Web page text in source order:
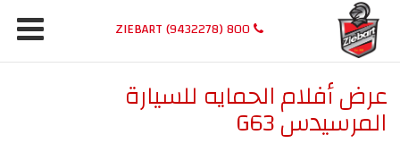
800 ZIEBART (9432278)
عرض أفلام الحمايه للسيارة
المرسيدس G63